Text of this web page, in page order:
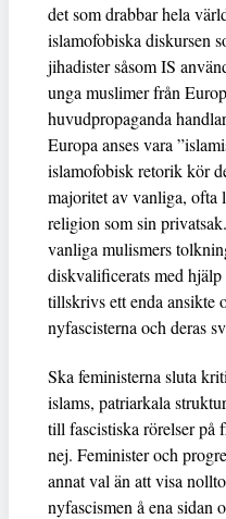
det som drabbar hela
islamofobiska diskursen
jihadister såsom IS
unga muslimer från
huvudpropaganda
Europa anses vara
islamofobisk retorik kör
majoritet av vanliga, ofta
religion som sin
vanliga mulismers
diskvalificerats med
tillskrivs ett enda ansikte
nyfascisterna och deras
Ska feministerna sluta
islams, patriarkala
till fascistiska rörelser på
nej. Feminister och
annat val än att visa
nyfascismen å ena sidan